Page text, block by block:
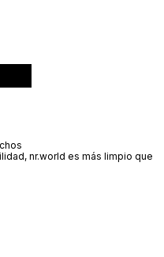
nr.world es más limpio que